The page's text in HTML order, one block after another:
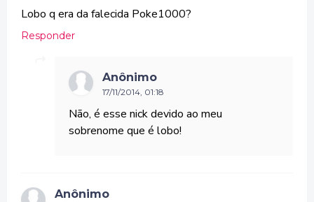
Lobo q era da falecida Poke1000?
Responder
Anônimo
17/11/2014, 01:18
Não, é esse nick devido ao meu
sobrenome que é lobo!
Anônimo